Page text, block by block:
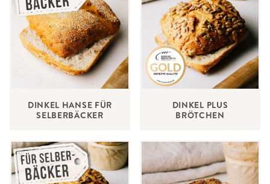
DINKEL HANSE FÜR
SELBERBÄCKER
DINKEL PLUS
BRÖTCHEN